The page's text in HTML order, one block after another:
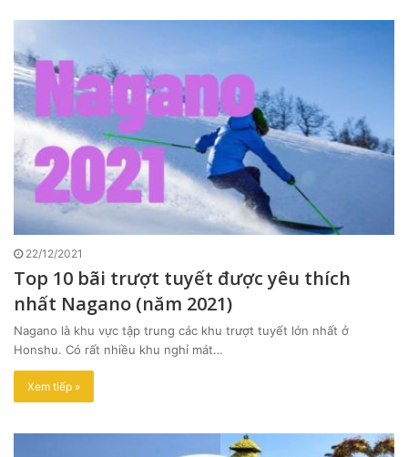
22/12/2021
Top 10 bãi trượt tuyết được yêu thích
nhất Nagano (năm 2021)
Nagano là khu vực tập trung các khu trượt tuyết lớn nhất ở
Honshu. Có rất nhiều khu nghỉ mát…
Xem tiếp »